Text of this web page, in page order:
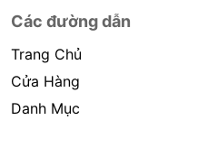
Các đường dẫn
Trang Chủ
Cửa Hàng
Danh Mục